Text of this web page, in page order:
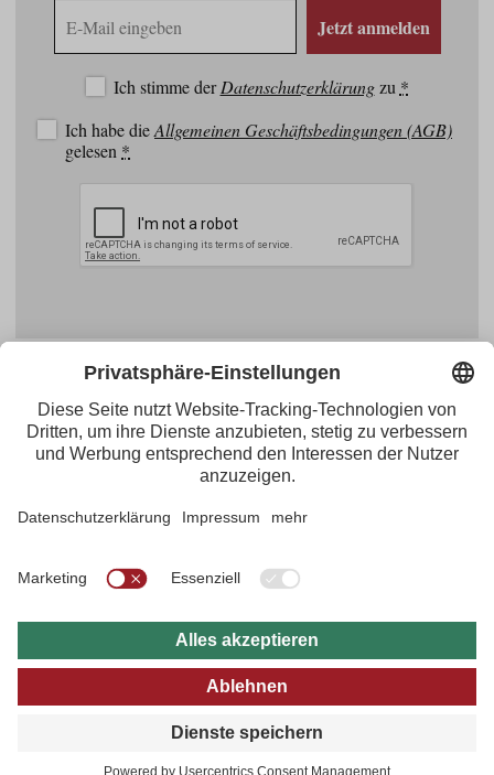
Mail
Jetzt anmelden
Ich stimme derDatenschutzerklärungzu *
Ich habe dieAllgemeinen Geschäftsbedingungen (AGB)
gelesen *
Tirol Werbung
Maria-Theresien-Straße 55 · 6020 Innsbruck
+43.512.5320-656· presse@tirol.at
RSS-Feeds
Impressum
Datenschutzerklärung
Barrierefreiheitserklärung
AGBs
FAQs
B2B
Datenschutz Einstellungen
Instagram